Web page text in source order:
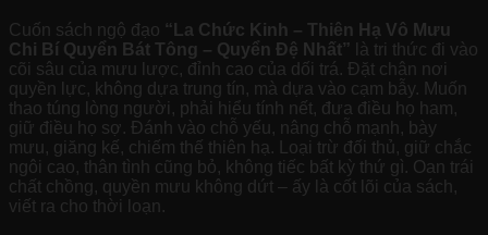
Cuốn sách ngộ đạo “La Chức Kinh – Thiên Hạ Vô Mưu
Chi Bí Quyển Bát Tông – Quyển Đệ Nhất”
là tri thức đi vào
cõi sâu của mưu lược, đỉnh cao của dối trá. Đặt chân nơi
quyền lực, không dựa trung tín, mà dựa vào cạm bẫy. Muốn
thao túng lòng người, phải hiểu tính nết, đưa điều họ ham,
giữ điều họ sợ. Đánh vào chỗ yếu, nâng chỗ mạnh, bày
mưu, giăng kế, chiếm thế thiên hạ. Loại trừ đối thủ, giữ chắc
ngôi cao, thân tình cũng bỏ, không tiếc bất kỳ thứ gì. Oan trái
chất chồng, quyền mưu không dứt – ấy là cốt lõi của sách,
viết ra cho thời loạn.